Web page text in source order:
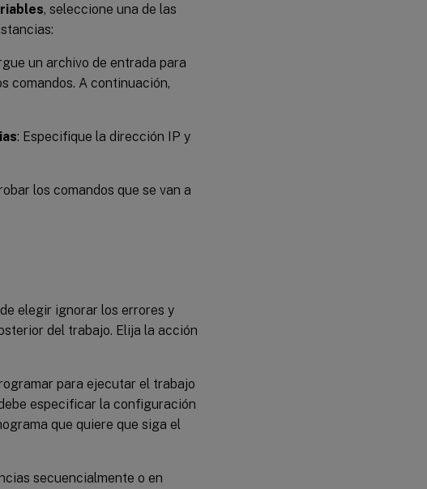
, seleccione una de las
un archivo de entrada para
comandos. A continuación,
: Especifique la dirección IP y
los comandos que se van a
elegir ignorar los errores y
del trabajo. Elija la acción
para ejecutar el trabajo
especificar la configuración
que quiere que siga el
secuencialmente o en